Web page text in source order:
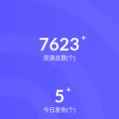
7623
资源总数(个)
5
今日发布(个)